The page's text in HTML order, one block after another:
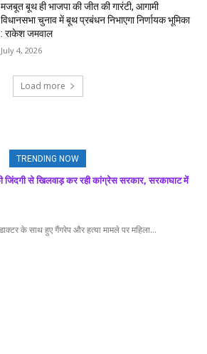
मजबूत बूथ ही भाजपा की जीत की गारंटी, आगामी
विधानसभा चुनाव में बूथ प्रबंधन निभाएगा निर्णायक भूमिका
: राकेश जमवाल
July 4, 2026
Load more